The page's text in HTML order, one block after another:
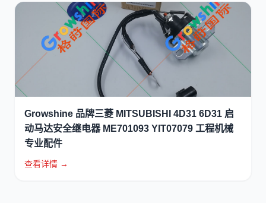
Growshine 品牌三菱 MITSUBISHI 4D31 6D31 启
动马达安全继电器 ME701093 YIT07079 工程机械
专业配件
查看详情 →